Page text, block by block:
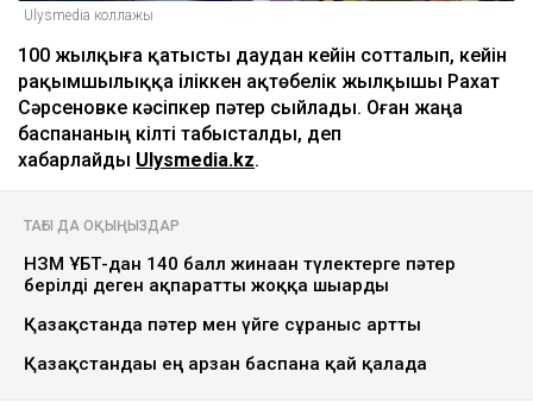
Ulysmedia коллажы
100 жылқыға қатысты даудан кейін сотталып, кейін
рақымшылыққа іліккен ақтөбелік жылқышы Рахат
Сәрсеновке кәсіпкер пәтер сыйлады. Оған жаңа
баспананың кілті табысталды, деп
хабарлайды Ulysmedia.kz.
ТАҒЫ ДА ОҚЫҢЫЗДАР
НЗМ ҰБТ-дан 140 балл жинаған түлектерге пәтер
берілді деген ақпаратты жоққа шығарды
Қазақстанда пәтер мен үйге сұраныс артты
Қазақстандағы ең арзан баспана қай қалада